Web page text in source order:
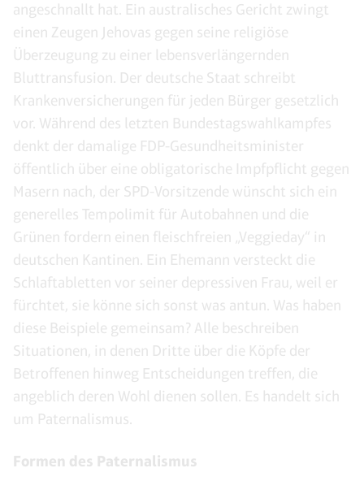
angeschnallt hat. Ein australisches Gericht zwingt
einen Zeugen Jehovas gegen seine religiöse
Überzeugung zu einer lebensverlängernden
Bluttransfusion. Der deutsche Staat schreibt
Krankenversicherungen für jeden Bürger gesetzlich
vor. Während des letzten Bundestagswahlkampfes
denkt der damalige FDP-Gesundheitsminister
öffentlich über eine obligatorische Impfpflicht gegen
Masern nach, der SPD-Vorsitzende wünscht sich ein
generelles Tempolimit für Autobahnen und die
Grünen fordern einen fleischfreien „Veggieday“ in
deutschen Kantinen. Ein Ehemann versteckt die
Schlaftabletten vor seiner depressiven Frau, weil er
fürchtet, sie könne sich sonst was antun. Was haben
diese Beispiele gemeinsam? Alle beschreiben
Situationen, in denen Dritte über die Köpfe der
Betroffenen hinweg Entscheidungen treffen, die
angeblich deren Wohl dienen sollen. Es handelt sich
um Paternalismus.
Formen des Paternalismus